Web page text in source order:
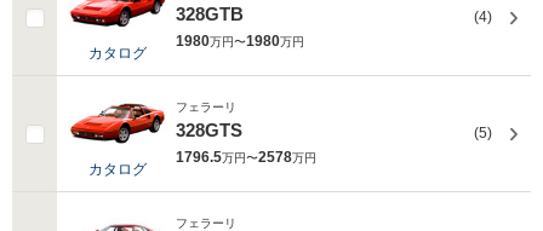
カタログ
328GTB
1980万円〜1980万円
(4)
カタログ
フェラーリ
328GTS
1796.5万円〜2578万円
(5)
フェラーリ